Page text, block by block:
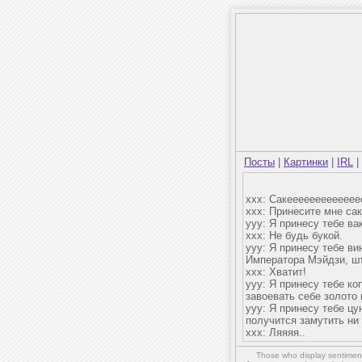
Посты Картинки IRL
ххх:
ххх: Принесите мне
ууу: Я принесу тебе
ххх: Не будь букой.
ууу: Я принесу тебе
Императора Мэйдзи,
ххх: Хватит!
ууу: Я принесу тебе
завоевать себе
ууу: Я принесу тебе
получится замутить
ххх: Ляяяя..
Those who display